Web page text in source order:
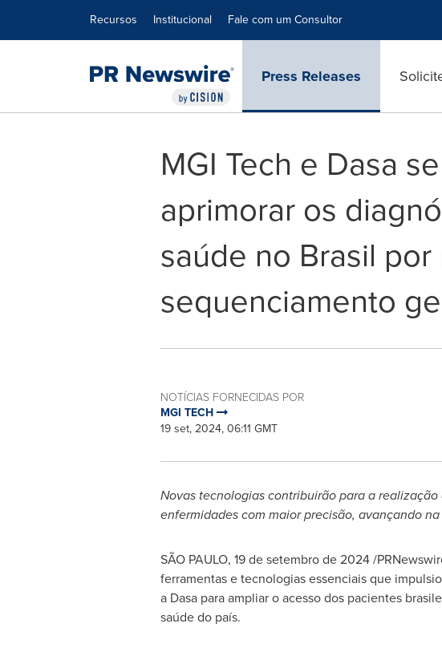
Recursos Institucional Fale com um Consultor
Press Releases
MGI Tech e Dasa
aprimorar os
saúde no Brasil
sequenciamento
NOTÍCIAS FORNECIDAS POR
MGI TECH
19 set, 2024, 06:11 GMT
Novas tecnologias contribuirão para a
enfermidades com maior precisão, avançando
SÃO PAULO, 19 de setembro de 2024/
ferramentas e tecnologias essenciais que
a Dasa para ampliar o acesso dos pacientes
saúde do país.